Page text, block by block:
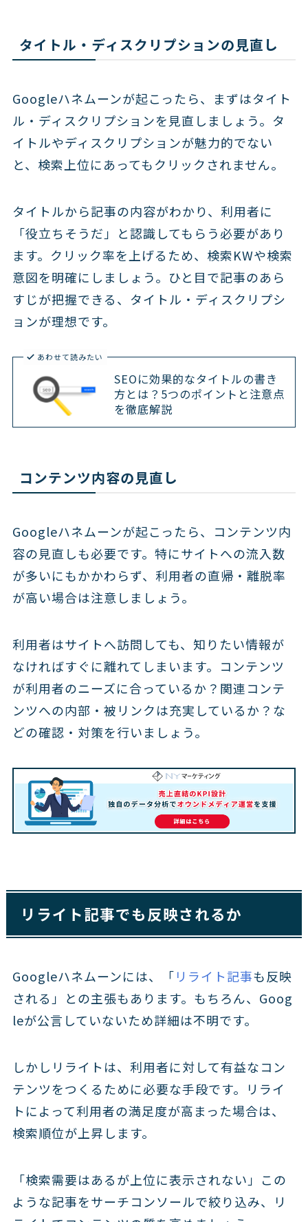
タイトル・ディスクリプションの見直し
Googleハネムーンが起こったら、まずはタイト
ル・ディスクリプションを見直しましょう。タ
イトルやディスクリプションが魅力的でない
と、検索上位にあってもクリックされません。
タイトルから記事の内容がわかり、利用者に
「役立ちそうだ」と認識してもらう必要があり
ます。クリック率を上げるため、検索KWや検索
意図を明確にしましょう。ひと目で記事のあら
すじが把握できる、タイトル・ディスクリプシ
ョンが理想です。
あわせて読みたい
SEOに効果的なタイトルの書き
方とは？5つのポイントと注意点
を徹底解説
コンテンツ内容の見直し
Googleハネムーンが起こったら、コンテンツ内
容の見直しも必要です。特にサイトへの流入数
が多いにもかかわらず、利用者の直帰・離脱率
が高い場合は注意しましょう。
利用者はサイトへ訪問しても、知りたい情報が
なければすぐに離れてしまいます。コンテンツ
が利用者のニーズに合っているか？関連コンテ
ンツへの内部・被リンクは充実しているか？な
どの確認・対策を行いましょう。
リライト記事でも反映されるか
Googleハネムーンには、「リライト記事も反映
される」との主張もあります。もちろん、Goog
leが公言していないため詳細は不明です。
しかしリライトは、利用者に対して有益なコン
テンツをつくるために必要な手段です。リライ
トによって利用者の満足度が高まった場合は、
検索順位が上昇します。
「検索需要はあるが上位に表示されない」この
ような記事をサーチコンソールで絞り込み、リ